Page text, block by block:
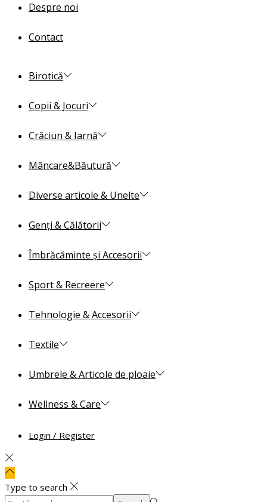
Despre noi
Contact
Birotică
Copii & Jocuri
Crăciun & Iarnă
Mâncare&Băutură
Diverse articole & Unelte
Genți & Călătorii
Îmbrăcăminte și Accesorii
Sport & Recreere
Tehnologie & Accesorii
Textile
Umbrele & Articole de ploaie
Wellness & Care
Login / Register
Type to search